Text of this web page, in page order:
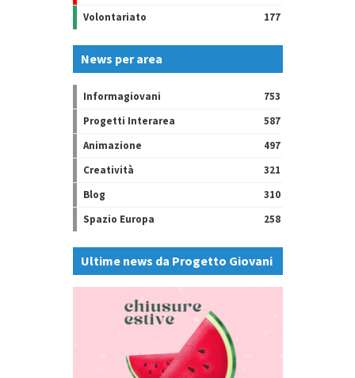
Volontariato
177
News per area
Informagiovani
753
Progetti Interarea
587
Animazione
497
Creatività
321
Blog
310
Spazio Europa
258
Ultime news da Progetto Giovani